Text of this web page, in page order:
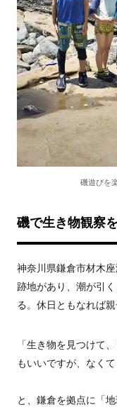
磯遊びを
磯で生き物観察
神奈川県鎌倉市材木
跡地があり、潮が引
る。休日ともなれば
「生き物を見つけて
もいいですが、なくて
と、鎌倉を拠点に「